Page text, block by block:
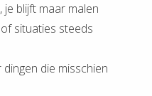
blijft maar malen
situaties steeds
die misschien